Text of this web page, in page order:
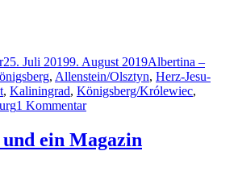
25. Juli 20199. August 2019Albertina –
, Allenstein/Olsztyn, Herz-Jesu-
, Kaliningrad, Königsberg/Królewiec,
1 Kommentarzu
mon
amour
ein Magazin